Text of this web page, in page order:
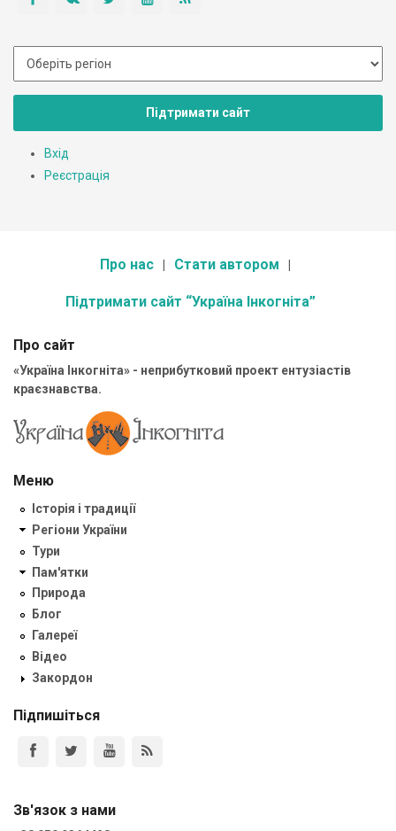
Підтримати сайт
Вхід
Реєстрація
Про нас Стати автором
Підтримати сайт “Україна Інкогніта”
Про сайт
«Україна Інкогніта» - неприбутковий проект ентузіастів
краєзнавства.
Меню
Історія і традиції
Регіони України
Тури
Пам'ятки
Природа
Блог
Галереї
Відео
Закордон
Підпишіться
Зв'язок з нами